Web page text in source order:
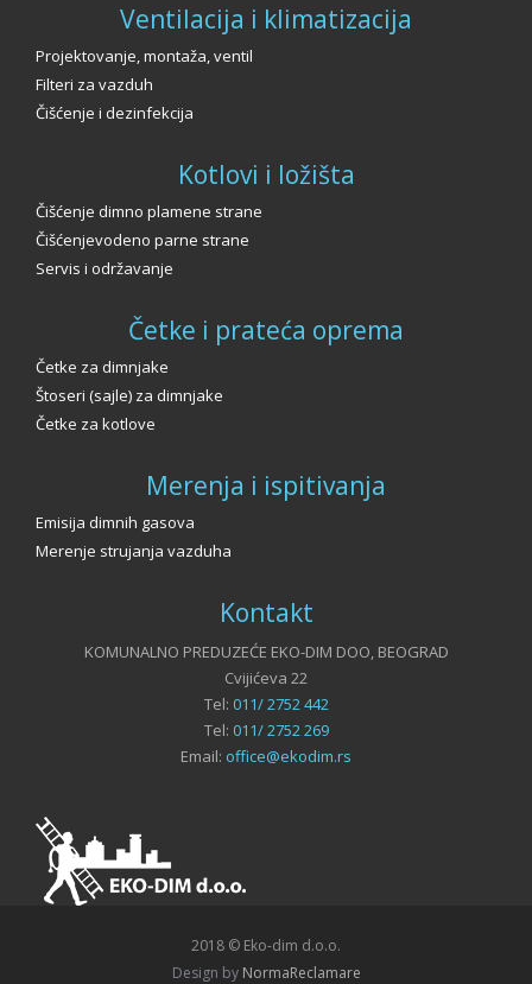
Ventilacija i klimatizacija
Projektovanje, montaža, ventil
Filteri za vazduh
Čišćenje i dezinfekcija
Kotlovi i ložišta
Čišćenje dimno plamene strane
Čišćenjevodeno parne strane
Servis i održavanje
Četke i prateća oprema
Četke za dimnjake
Štoseri (sajle) za dimnjake
Četke za kotlove
Merenja i ispitivanja
Emisija dimnih gasova
Merenje strujanja vazduha
Kontakt
KOMUNALNO PREDUZEĆE EKO-DIM DOO, BEOGRAD
Cvijićeva 22
Tel: 011/ 2752 442
Tel: 011/ 2752 269
Email: office@ekodim.rs
2018 © Eko-dim d.o.o.
Design by NormaReclamare